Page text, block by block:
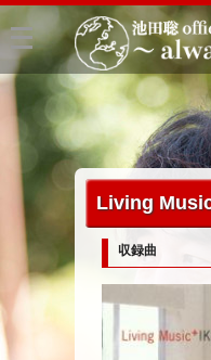
Living
収録曲